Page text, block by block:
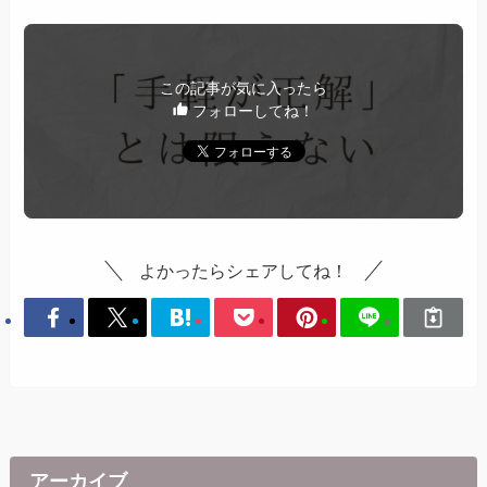
この記事が気に入ったら
フォローしてね！
よかったらシェアしてね！
アーカイブ